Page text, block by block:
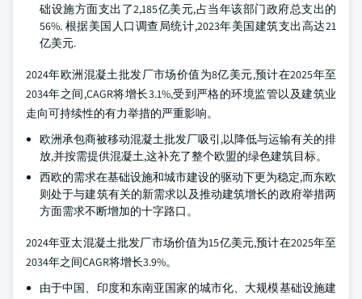
础设施方面支出了2,185亿美元,占当年该部门政府总支出的
56%. 根据美国人口调查局统计,2023年美国建筑支出高达21
亿美元.
2024年欧洲混凝土批发厂市场价值为8亿美元,预计在2025年至
2034年之间,CAGR将增长3.1%,受到严格的环境监管以及建筑业
走向可持续性的有力举措的严重影响。
欧洲承包商被移动混凝土批发厂吸引,以降低与运输有关的排
放,并按需提供混凝土,这补充了整个欧盟的绿色建筑目标。
西欧的需求在基础设施和城市建设的驱动下更为稳定,而东欧
则处于与建筑有关的新需求以及推动建筑增长的政府举措两
方面需求不断增加的十字路口。
2024年亚太混凝土批发厂市场价值为15亿美元,预计在2025年至
2034年之间CAGR将增长3.9%。
由于中国、印度和东南亚国家的城市化、大规模基础设施建